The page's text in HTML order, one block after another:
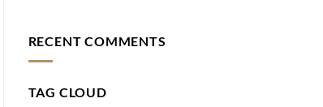
RECENT COMMENTS
TAG CLOUD